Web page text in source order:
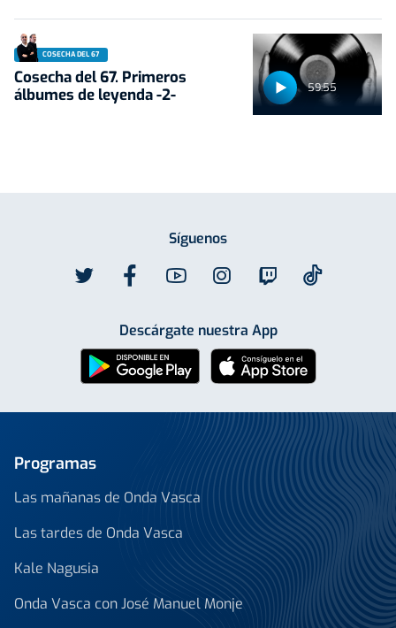
59:55
COSECHA DEL 67
Cosecha del 67. Primeros
álbumes de leyenda -2-
Síguenos
Descárgate nuestra App
Programas
Las mañanas de Onda Vasca
Las tardes de Onda Vasca
Kale Nagusia
Onda Vasca con José Manuel Monje